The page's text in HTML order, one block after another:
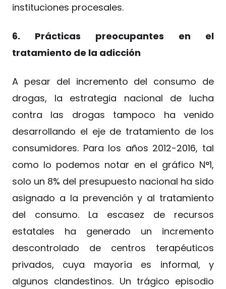
instituciones procesales.
6. Prácticas preocupantes en el
tratamiento de la adicción
A pesar del incremento del consumo de
drogas, la estrategia nacional de lucha
contra las drogas tampoco ha venido
desarrollando el eje de tratamiento de los
consumidores. Para los años 2012-2016, tal
como lo podemos notar en el gráfico N°1,
solo un 8% del presupuesto nacional ha sido
asignado a la prevención y al tratamiento
del consumo. La escasez de recursos
estatales ha generado un incremento
descontrolado de centros terapéuticos
privados, cuya mayoría es informal, y
algunos clandestinos. Un trágico episodio